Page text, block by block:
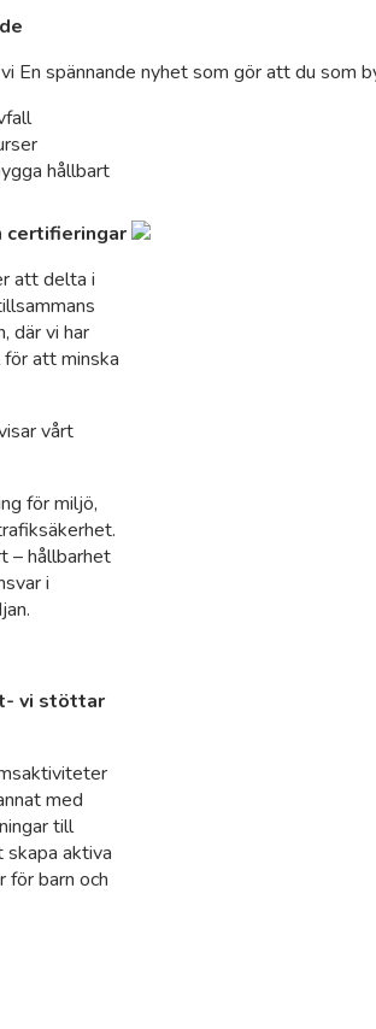
En spännande nyhet som gör att du som
hållbart
certifieringar
att delta i
där vi har
att minska
vårt
för miljö,
– hållbarhet
i
vi stöttar
med
till
skapa aktiva
för barn och